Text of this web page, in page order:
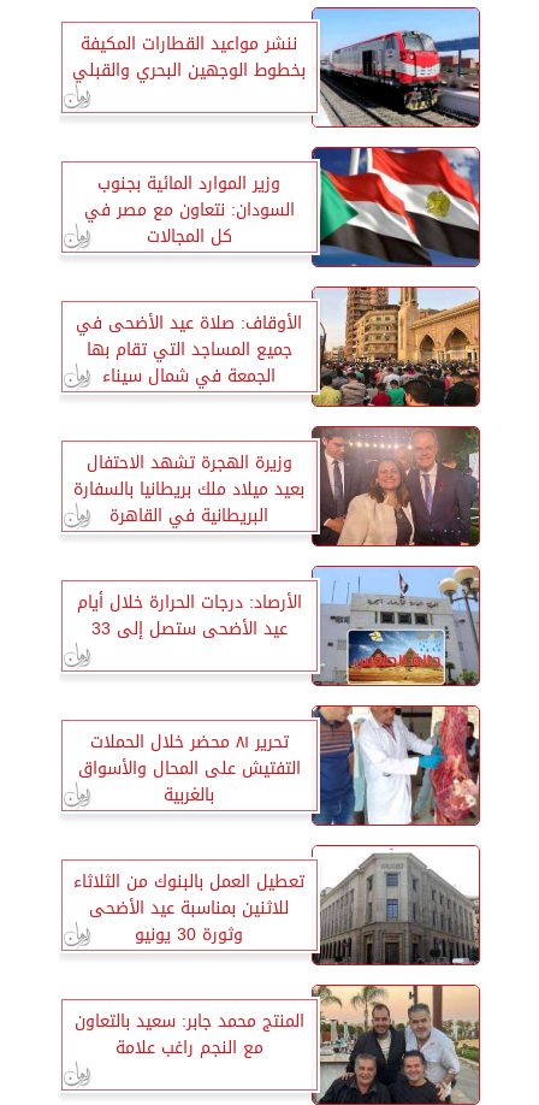
ننشر مواعيد القطارات المكيفة
بخطوط الوجهين البحري والقبلي
وزير الموارد المائية بجنوب
السودان: نتعاون مع مصر في
كل المجالات
الأوقاف: صلاة عيد الأضحى في
جميع المساجد التي تقام بها
الجمعة في شمال سيناء
وزيرة الهجرة تشهد الاحتفال
بعيد ميلاد ملك بريطانيا بالسفارة
البريطانية في القاهرة
الأرصاد: درجات الحرارة خلال أيام
عيد الأضحى ستصل إلى 33
تحرير ٨١ محضر خلال الحملات
التفتيش على المحال والأسواق
بالغربية
تعطيل العمل بالبنوك من الثلاثاء
للاثنين بمناسبة عيد الأضحى
وثورة 30 يونيو
المنتج محمد جابر: سعيد بالتعاون
مع النجم راغب علامة